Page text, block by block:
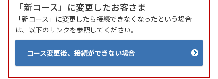
履歴・お気に入り
お知らせ サポートサイトの使い方
NTTドコモビジネスのお客さ
工事・故障情報通知
「新コース」に変更したお客さま
「新コース」に変更したら接続できなくなったという場合
は、以下のリンクを参照してください。
コース変更後、接続ができない場合